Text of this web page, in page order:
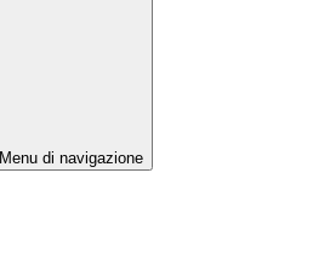
Menu di navigazione